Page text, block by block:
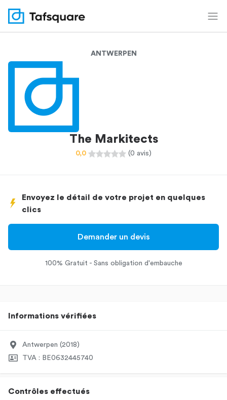
ANTWERPEN
The Markitects
0,0 (0 avis)
Envoyez le détail de votre projet en quelques
clics
Demander un devis
100% Gratuit - Sans obligation d'embauche
Informations vérifiées
Antwerpen (2018)
TVA : BE0632445740
Contrôles effectués